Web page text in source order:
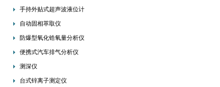
手持外贴式超声波液位计
自动固相萃取仪
防爆型氧化锆氧量分析仪
便携式汽车排气分析仪
测深仪
台式锌离子测定仪